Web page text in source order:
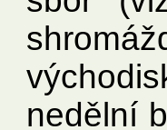
nedělní